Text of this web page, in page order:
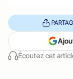
Écoutez cet